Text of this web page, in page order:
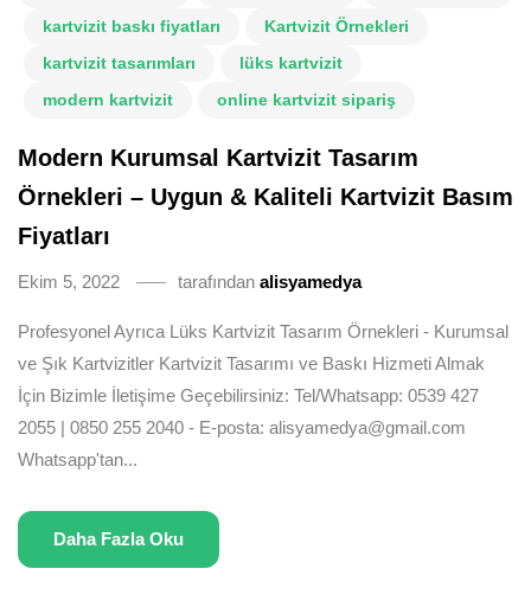
kartvizit baskı fiyatları
Kartvizit Örnekleri
kartvizit tasarımları
lüks kartvizit
modern kartvizit
online kartvizit sipariş
Modern Kurumsal Kartvizit Tasarım
Örnekleri – Uygun & Kaliteli Kartvizit Basım
Fiyatları
Ekim 5, 2022 tarafından alisyamedya
Profesyonel Ayrıca Lüks Kartvizit Tasarım Örnekleri - Kurumsal
ve Şık Kartvizitler Kartvizit Tasarımı ve Baskı Hizmeti Almak
İçin Bizimle İletişime Geçebilirsiniz: Tel/Whatsapp: 0539 427
2055 | 0850 255 2040 - E-posta: alisyamedya@gmail.com
Whatsapp'tan...
Daha Fazla Oku